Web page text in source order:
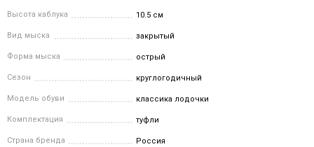
Высота каблука 10.5 см
Вид мыска закрытый
Форма мыска острый
Сезон круглогодичный
Модель обуви классика лодочки
Комплектация туфли
Страна бренда Россия